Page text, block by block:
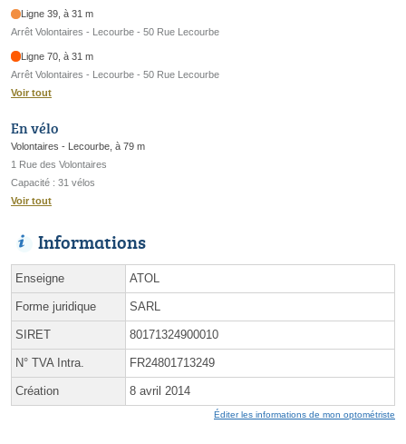
Ligne 39, à 31 m
Arrêt Volontaires - Lecourbe - 50 Rue Lecourbe
Ligne 70, à 31 m
Arrêt Volontaires - Lecourbe - 50 Rue Lecourbe
Voir tout
En vélo
Volontaires - Lecourbe, à 79 m
1 Rue des Volontaires
Capacité : 31 vélos
Voir tout
Informations
Enseigne ATOL
Forme juridique SARL
SIRET 80171324900010
N° TVA Intra. FR24801713249
Création 8 avril 2014
Éditer les informations de mon optométriste